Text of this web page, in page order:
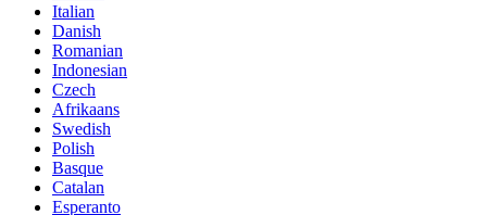
Italian
Danish
Romanian
Indonesian
Czech
Afrikaans
Swedish
Polish
Basque
Catalan
Esperanto